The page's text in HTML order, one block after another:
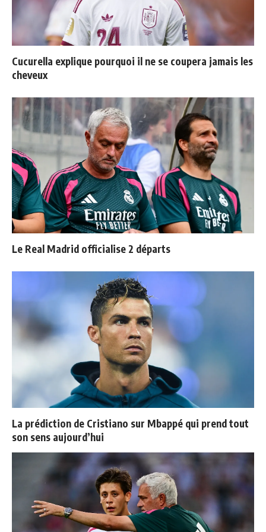
Cucurella explique pourquoi il ne se coupera jamais les
cheveux
Le Real Madrid officialise 2 départs
La prédiction de Cristiano sur Mbappé qui prend tout
son sens aujourd’hui